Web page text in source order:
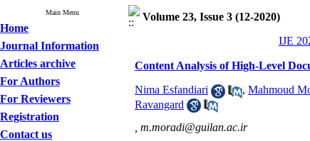
Main Menu
Home
Journal Information
Articles archive
For Authors
For Reviewers
Registration
Contact us
Volume 23, Issue 3 (12-2020)
IJE
Content Analysis of High-Level
Nima Esfandiari , Mahmoud
Ravangard
m.moradi@guilan.ac.ir